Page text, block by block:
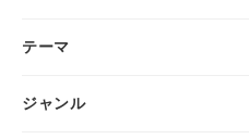
テーマ
ジャンル